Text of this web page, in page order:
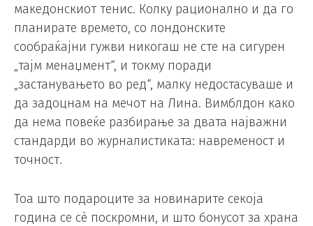
македонскиот тенис. Колку рационално и да го
планирате времето, со лондонските
сообраќајни гужви никогаш не сте на сигурен
„тајм менаџмент“, и токму поради
„застанувањето во ред“, малку недостасуваше и
да задоцнам на мечот на Лина. Вимблдон како
да нема повеќе разбирање за двата најважни
стандарди во журналистиката: навременост и
точност.
Тоа што подароците за новинарите секоја
година се сè поскромни, и што бонусот за храна